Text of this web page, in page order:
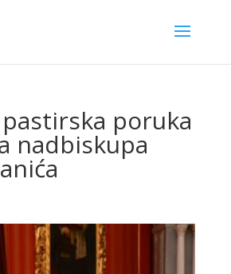
poruka
nadbiskupa